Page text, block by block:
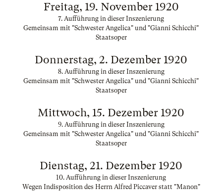
Freitag, 19. November 1920
7. Aufführung in dieser Inszenierung
Gemeinsam mit "Schwester Angelica" und "Gianni Schicchi"
Staatsoper
Donnerstag, 2. Dezember 1920
8. Aufführung in dieser Inszenierung
Gemeinsam mit "Schwester Angelica" und "Gianni Schicchi"
Staatsoper
Mittwoch, 15. Dezember 1920
9. Aufführung in dieser Inszenierung
Gemeinsam mit "Schwester Angelica" und "Gianni Schicchi"
Staatsoper
Dienstag, 21. Dezember 1920
10. Aufführung in dieser Inszenierung
Wegen Indisposition des Herrn Alfred Piccaver statt "Manon"